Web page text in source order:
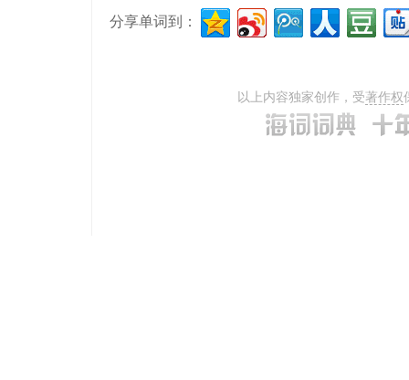
分享单词到：
以上内容独家创作，受著作权